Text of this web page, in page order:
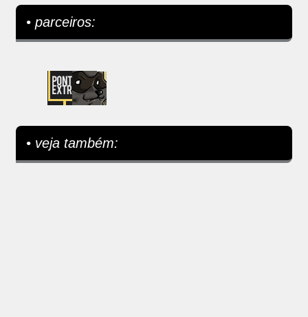
• parceiros:
• veja também: